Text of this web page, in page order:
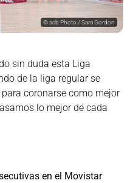
©acb Photo / Sara Gordon
sin duda esta Liga
de la liga regular se
coronarse como mejor
lo mejor de cada
en el Movistar